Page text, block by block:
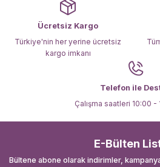
Ücretsiz Kargo
Türkiye'nin her yerine ücretsiz
kargo imkanı
Telefon ile
Çalışma saatleri 10:00 -
E-Bülten
Bültene abone olarak indirimler,